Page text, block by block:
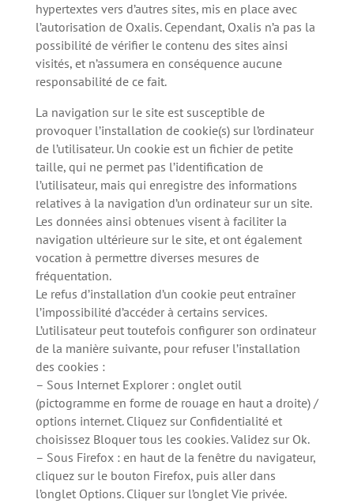
hypertextes vers d’autres sites, mis en place avec
l’autorisation de Oxalis. Cependant, Oxalis n’a pas la
possibilité de vérifier le contenu des sites ainsi
visités, et n’assumera en conséquence aucune
responsabilité de ce fait.
La navigation sur le site est susceptible de
provoquer l’installation de cookie(s) sur l’ordinateur
de l’utilisateur. Un cookie est un fichier de petite
taille, qui ne permet pas l’identification de
l’utilisateur, mais qui enregistre des informations
relatives à la navigation d’un ordinateur sur un site.
Les données ainsi obtenues visent à faciliter la
navigation ultérieure sur le site, et ont également
vocation à permettre diverses mesures de
fréquentation.
Le refus d’installation d’un cookie peut entraîner
l’impossibilité d’accéder à certains services.
L’utilisateur peut toutefois configurer son ordinateur
de la manière suivante, pour refuser l’installation
des cookies :
– Sous Internet Explorer : onglet outil
(pictogramme en forme de rouage en haut a droite) /
options internet. Cliquez sur Confidentialité et
choisissez Bloquer tous les cookies. Validez sur Ok.
– Sous Firefox : en haut de la fenêtre du navigateur,
cliquez sur le bouton Firefox, puis aller dans
l’onglet Options. Cliquer sur l’onglet Vie privée.